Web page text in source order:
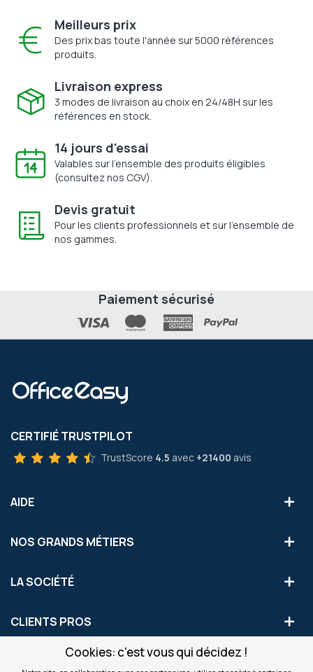
Cookies: c'est vous qui décidez !
Meilleurs prix
Des prix bas toute l'année sur 5000 références
produits.
Livraison express
3 modes de livraison au choix en 24/48H sur les
références en stock.
14 jours d'essai
Valables sur l'ensemble des produits éligibles
(consultez nos CGV).
Devis gratuit
Pour les clients professionnels et sur l'ensemble de
nos gammes.
Paiement sécurisé
CERTIFIÉ TRUSTPILOT
TrustScore 4.5 avec +21400 avis
AIDE
NOS GRANDS MÉTIERS
LA SOCIÉTÉ
CLIENTS PROS
S'INSCRIRE AUX OFFRES COMMERCIALES